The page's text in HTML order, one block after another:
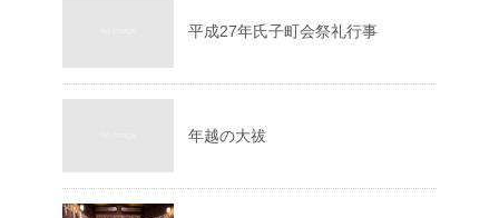
平成27年氏子町会祭礼行事
年越の大祓